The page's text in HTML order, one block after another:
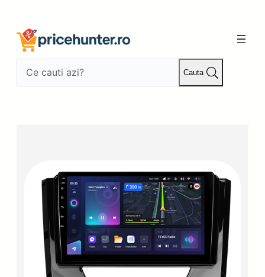
conținut
Cauta